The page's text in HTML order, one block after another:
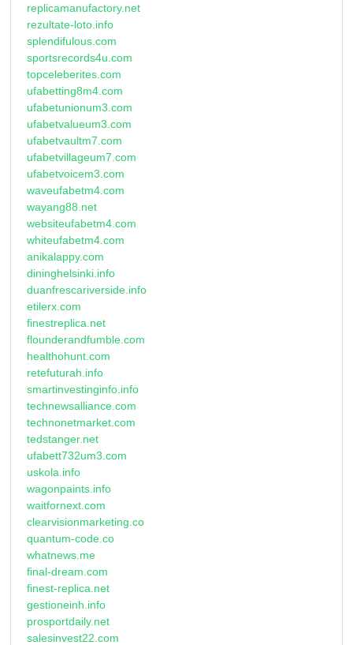
replicamanufactory.net
rezultate-loto.info
splendifulous.com
sportsrecords4u.com
topceleberites.com
ufabetting8m4.com
ufabetunionum3.com
ufabetvalueum3.com
ufabetvaultm7.com
ufabetvillageum7.com
ufabetvoicem3.com
waveufabetm4.com
wayang88.net
websiteufabetm4.com
whiteufabetm4.com
anikalappy.com
dininghelsinki.info
duanfrescariverside.info
etilerx.com
finestreplica.net
flounderandfumble.com
healthohunt.com
retefuturah.info
smartinvestinginfo.info
technewsalliance.com
technonetmarket.com
tedstanger.net
ufabett732um3.com
uskola.info
wagonpaints.info
waitfornext.com
clearvisionmarketing.co
quantum-code.co
whatnews.me
final-dream.com
finest-replica.net
gestioneinh.info
prosportdaily.net
salesinvest22.com